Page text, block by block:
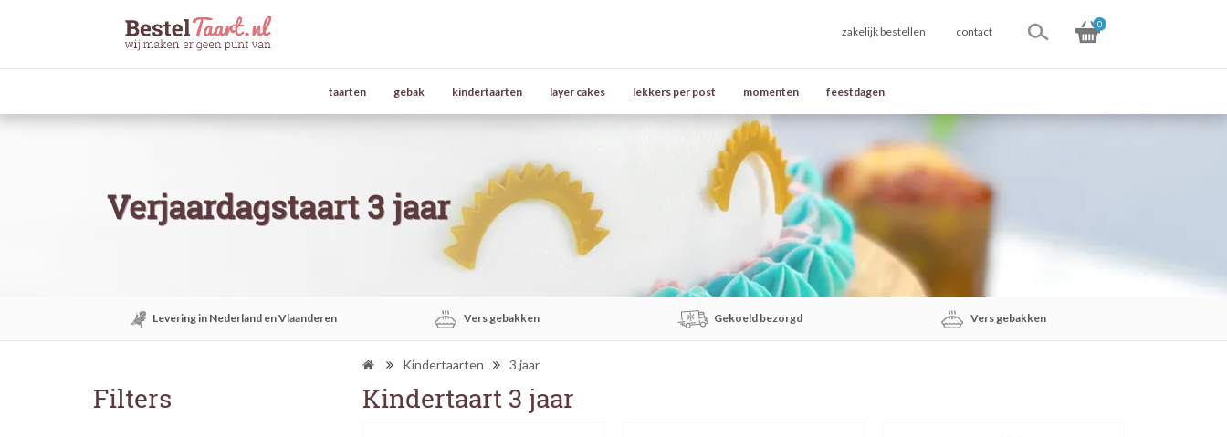
zakelijk bestellen contact
0
taarten gebak kindertaarten layer cakes lekkers per post momenten feestdagen
Verjaardagstaart 3 jaar
Levering in Nederland en Vlaanderen Vers gebakken Gekoeld bezorgd Vers gebakken
Kindertaarten 3 jaar
Filters Kindertaart 3 jaar